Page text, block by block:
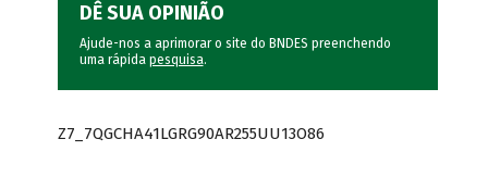
DÊ SUA OPINIÃO
Ajude-nos a aprimorar o site do BNDES preenchendo
uma rápida pesquisa.
Z7_7QGCHA41LGRG90AR255UU13O86